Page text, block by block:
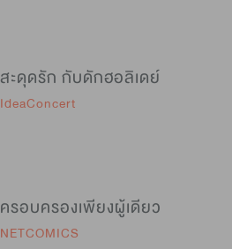
สะดุดรัก กับดักฮอลิเดย์
IdeaConcert
ครอบครองเพียงผู้เดียว
NETCOMICS